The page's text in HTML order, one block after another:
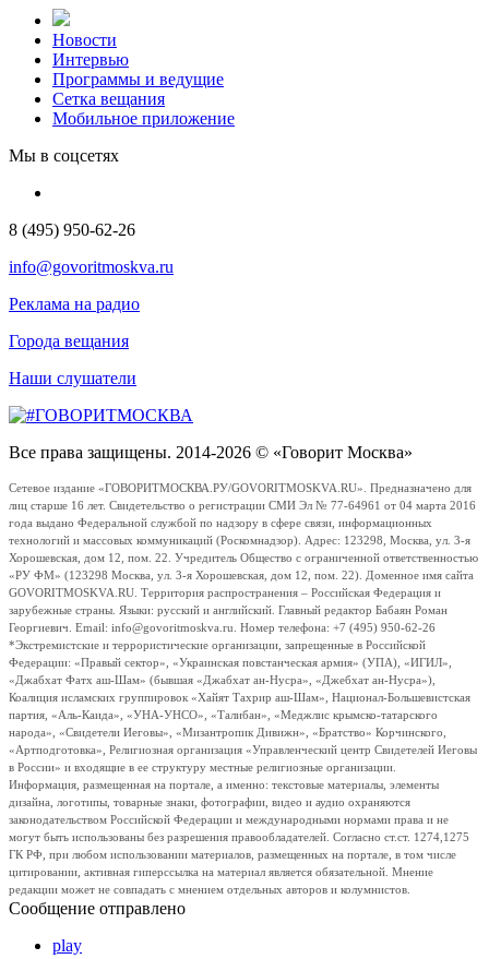
Новости
Интервью
Программы и ведущие
Сетка вещания
Мобильное приложение
Мы в соцсетях
8 (495) 950-62-26
info@govoritmoskva.ru
Реклама на радио
Города вещания
Наши слушатели
Все права защищены. 2014-2026 © «Говорит Москва»
Сетевое издание «ГОВОРИТМОСКВА.РУ/GOVORITMOSKVA.RU». Предназначено для
лиц старше 16 лет. Свидетельство о регистрации СМИ Эл № 77-64961 от 04 марта 2016
года выдано Федеральной службой по надзору в сфере связи, информационных
технологий и массовых коммуникаций (Роскомнадзор). Адрес: 123298, Москва, ул. 3-я
Хорошевская, дом 12, пом. 22. Учредитель Общество с ограниченной ответственностью
«РУ ФМ» (123298 Москва, ул. 3-я Хорошевская, дом 12, пом. 22). Доменное имя сайта
GOVORITMOSKVA.RU. Территория распространения – Российская Федерация и
зарубежные страны. Языки: русский и английский. Главный редактор Бабаян Роман
Георгиевич. Email: info@govoritmoskva.ru. Номер телефона: +7 (495) 950-62-26
*Экстремистские и террористические организации, запрещенные в Российской
Федерации: «Правый сектор», «Украинская повстанческая армия» (УПА), «ИГИЛ»,
«Джабхат Фатх аш-Шам» (бывшая «Джабхат ан-Нусра», «Джебхат ан-Нусра»),
Коалиция исламских группировок «Хайят Тахрир аш-Шам», Национал-Большевистская
партия, «Аль-Каида», «УНА-УНСО», «Талибан», «Меджлис крымско-татарского
народа», «Свидетели Иеговы», «Мизантропик Дивижн», «Братство» Корчинского,
«Артподготовка», Религиозная организация «Управленческий центр Свидетелей Иеговы
в России» и входящие в ее структуру местные религиозные организации.
Информация, размещенная на портале, а именно: текстовые материалы, элементы
дизайна, логотипы, товарные знаки, фотографии, видео и аудио охраняются
законодательством Российской Федерации и международными нормами права и не
могут быть использованы без разрешения правообладателей. Согласно ст.ст. 1274,1275
ГК РФ, при любом использовании материалов, размещенных на портале, в том числе
цитировании, активная гиперссылка на материал является обязательной. Мнение
редакции может не совпадать с мнением отдельных авторов и колумнистов.
Сообщение отправлено
play